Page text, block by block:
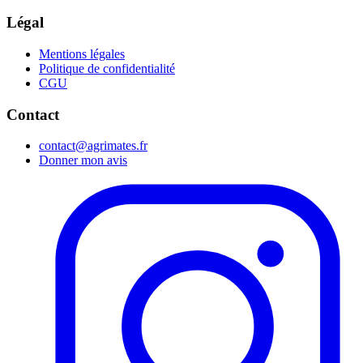
Légal
Mentions légales
Politique de confidentialité
CGU
Contact
contact@agrimates.fr
Donner mon avis